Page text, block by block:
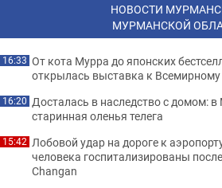
НОВОСТИ
МУРМАНСКОЙ
16:33 От кота Мурра до японских
открылась выставка к
16:20 Досталась в наследство с домом:
старинная оленья телега
15:42 Лобовой удар на дороге к
человека госпитализированы
Changan